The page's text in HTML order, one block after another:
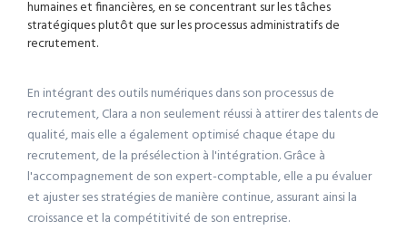
humaines et financières, en se concentrant sur les tâches
stratégiques plutôt que sur les processus administratifs de
recrutement.
En intégrant des outils numériques dans son processus de
recrutement, Clara a non seulement réussi à attirer des talents de
qualité, mais elle a également optimisé chaque étape du
recrutement, de la présélection à l'intégration. Grâce à
l'accompagnement de son expert-comptable, elle a pu évaluer
et ajuster ses stratégies de manière continue, assurant ainsi la
croissance et la compétitivité de son entreprise.